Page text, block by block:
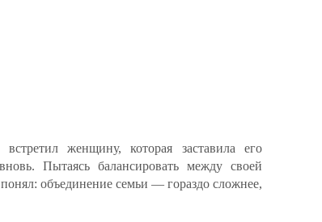
женщину, которая заставила его
Пытаясь балансировать между своей
объединение семьи — гораздо сложнее,